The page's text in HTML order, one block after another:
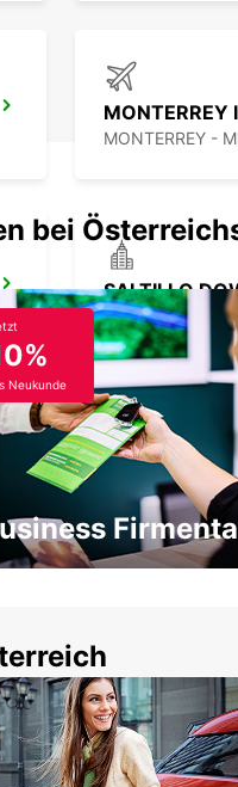
MONTERREY
MONTERREY -
SALTILLO
SALTILLO -
bei
Neukunde